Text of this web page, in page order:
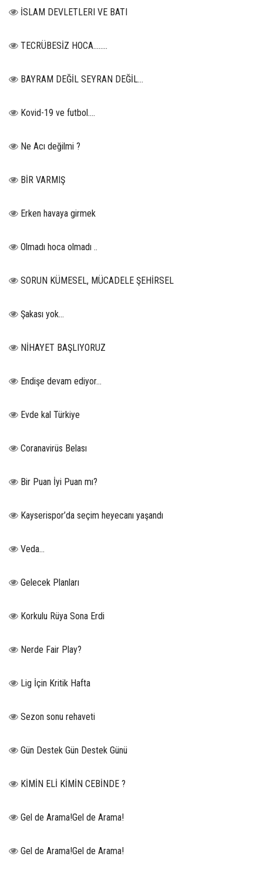
İSLAM DEVLETLERI VE BATI
TECRÜBESİZ HOCA……..
BAYRAM DEĞİL SEYRAN DEĞİL...
Kovid-19 ve futbol….
Ne Acı değilmi ?
BİR VARMIŞ
Erken havaya girmek
Olmadı hoca olmadı ..
SORUN KÜMESEL, MÜCADELE ŞEHİRSEL
Şakası yok…
NİHAYET BAŞLIYORUZ
Endişe devam ediyor…
Evde kal Türkiye
Coranavirüs Belası
Bir Puan İyi Puan mı?
Kayserispor’da seçim heyecanı yaşandı
Veda…
Gelecek Planları
Korkulu Rüya Sona Erdi
Nerde Fair Play?
Lig İçin Kritik Hafta
Sezon sonu rehaveti
Gün Destek Gün Destek Günü
KİMİN ELİ KİMİN CEBİNDE ?
Gel de Arama!Gel de Arama!
Gel de Arama!Gel de Arama!